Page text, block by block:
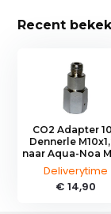
Recent
CO2 Adapter
Dennerle
naar Aqua-Noa
Deliverytime
€ 14,90